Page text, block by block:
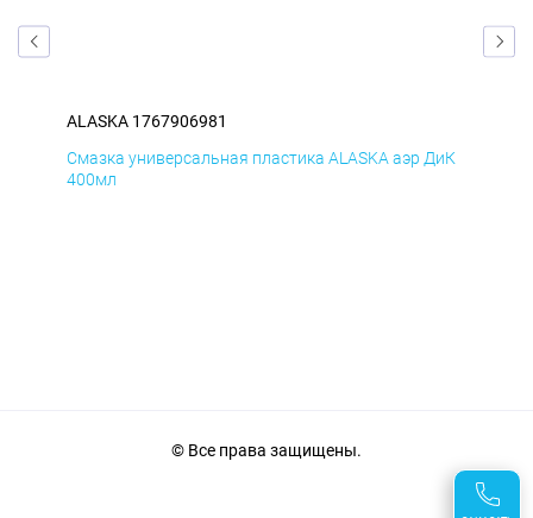
ALASKA 1767906981
Смазка универсальная пластика ALASKA аэр ДиК
400мл
© Все права защищены.